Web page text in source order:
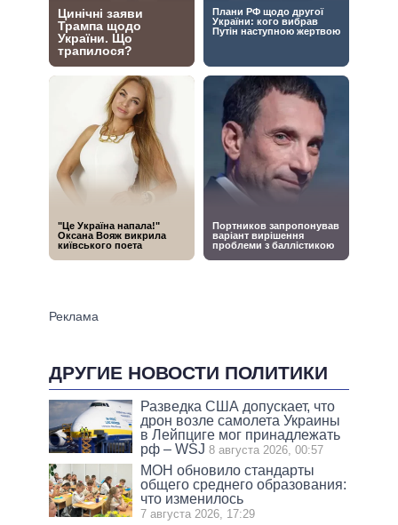
ДРУГИЕ НОВОСТИ ПОЛИТИКИ
Разведка США допускает, что
дрон возле самолета Украины
в Лейпциге мог принадлежать
рф – WSJ 8 августа 2026, 00:57
МОН обновило стандарты
общего среднего образования:
что изменилось
7 августа 2026, 17:29